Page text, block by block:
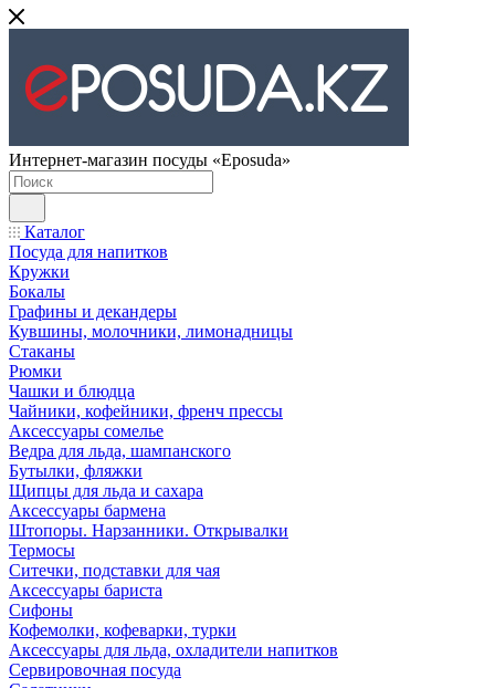
Интернет-магазин посуды «Eposuda»
Каталог
Посуда для напитков
Кружки
Бокалы
Графины и декандеры
Кувшины, молочники, лимонадницы
Стаканы
Рюмки
Чашки и блюдца
Чайники, кофейники, френч прессы
Аксессуары сомелье
Ведра для льда, шампанского
Бутылки, фляжки
Щипцы для льда и сахара
Аксессуары бармена
Штопоры. Нарзанники. Открывалки
Термосы
Ситечки, подставки для чая
Аксессуары бариста
Сифоны
Кофемолки, кофеварки, турки
Аксессуары для льда, охладители напитков
Сервировочная посуда